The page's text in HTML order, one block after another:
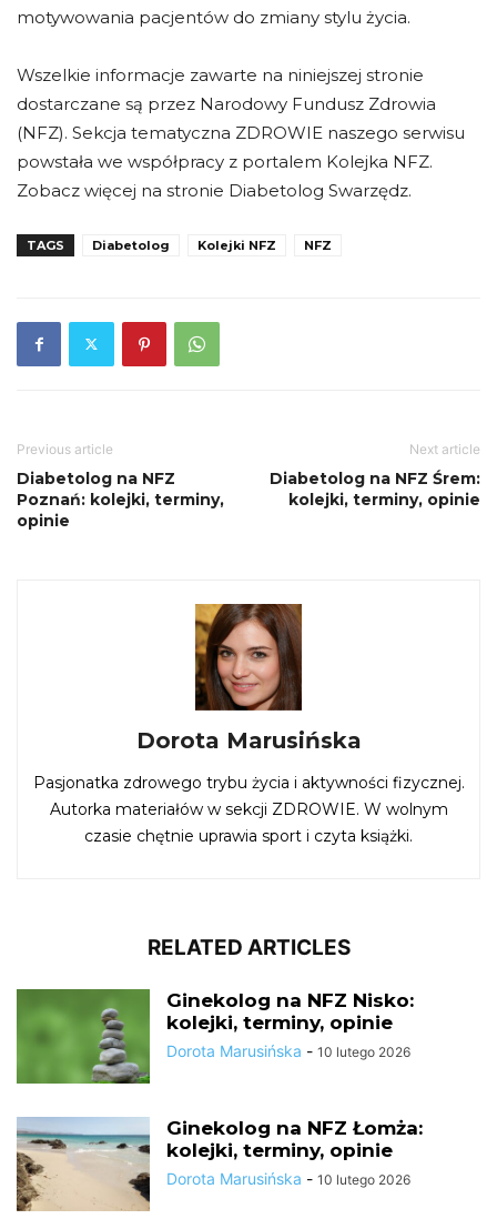
motywowania pacjentów do zmiany stylu życia.
Wszelkie informacje zawarte na niniejszej stronie
dostarczane są przez Narodowy Fundusz Zdrowia
(NFZ). Sekcja tematyczna ZDROWIE naszego serwisu
powstała we współpracy z portalem Kolejka NFZ.
Zobacz więcej na stronie Diabetolog Swarzędz.
TAGS Diabetolog Kolejki NFZ NFZ
Previous article
Diabetolog na NFZ
Poznań: kolejki, terminy,
opinie
Next article
Diabetolog na NFZ Śrem:
kolejki, terminy, opinie
Dorota Marusińska
Pasjonatka zdrowego trybu życia i aktywności fizycznej.
Autorka materiałów w sekcji ZDROWIE. W wolnym
czasie chętnie uprawia sport i czyta książki.
RELATED ARTICLES
Ginekolog na NFZ Nisko:
kolejki, terminy, opinie
Dorota Marusińska - 10 lutego 2026
Ginekolog na NFZ Łomża:
kolejki, terminy, opinie
Dorota Marusińska - 10 lutego 2026